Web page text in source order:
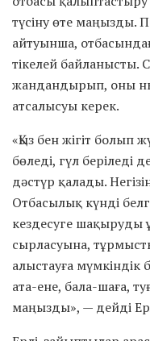
түсіну өте маңызды.
айтуынша,
тікелей
жандандырып, оны
атсалысуы керек.
«Қыз бен жігіт болып
бөледі, гүл беріледі
дәстүр қалады.
Отбасылық күнді
кездесуге шақыруды
сырласуына,
алыстауға мүмкіндік
ата-ене, бала-шаға,
маңызды», — дейді